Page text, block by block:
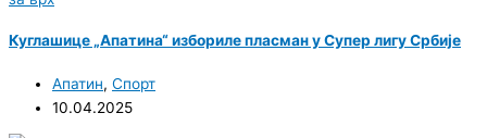
Куглашице „Апатина“ избориле пласман у Супер лигу Србије
Апатин, Спорт
10.04.2025